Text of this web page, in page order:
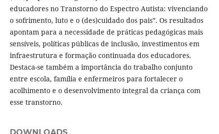
educadores no Transtorno do Espectro Autista: vivenciando
o sofrimento, luto e o (des)cuidado dos pais”. Os resultados
apontam para a necessidade de práticas pedagógicas mais
sensíveis, políticas públicas de inclusão, investimentos em
infraestrutura e formação continuada dos educadores.
Destaca-se também a importância do trabalho conjunto
entre escola, família e enfermeiros para fortalecer o
acolhimento e o desenvolvimento integral da criança com
esse transtorno.